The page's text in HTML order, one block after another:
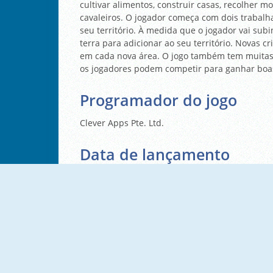
cultivar alimentos, construir casas, recolher
cavaleiros. O jogador começa com dois
seu território. À medida que o jogador vai
terra para adicionar ao seu território. Novas
em cada nova área. O jogo também tem
os jogadores podem competir para ganhar
Programador do jogo
Clever Apps Pte. Ltd.
Data de lançamento